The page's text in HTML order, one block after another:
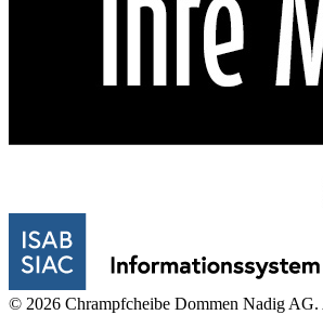
© 2026 Chrampfcheibe Dommen Nadig AG.